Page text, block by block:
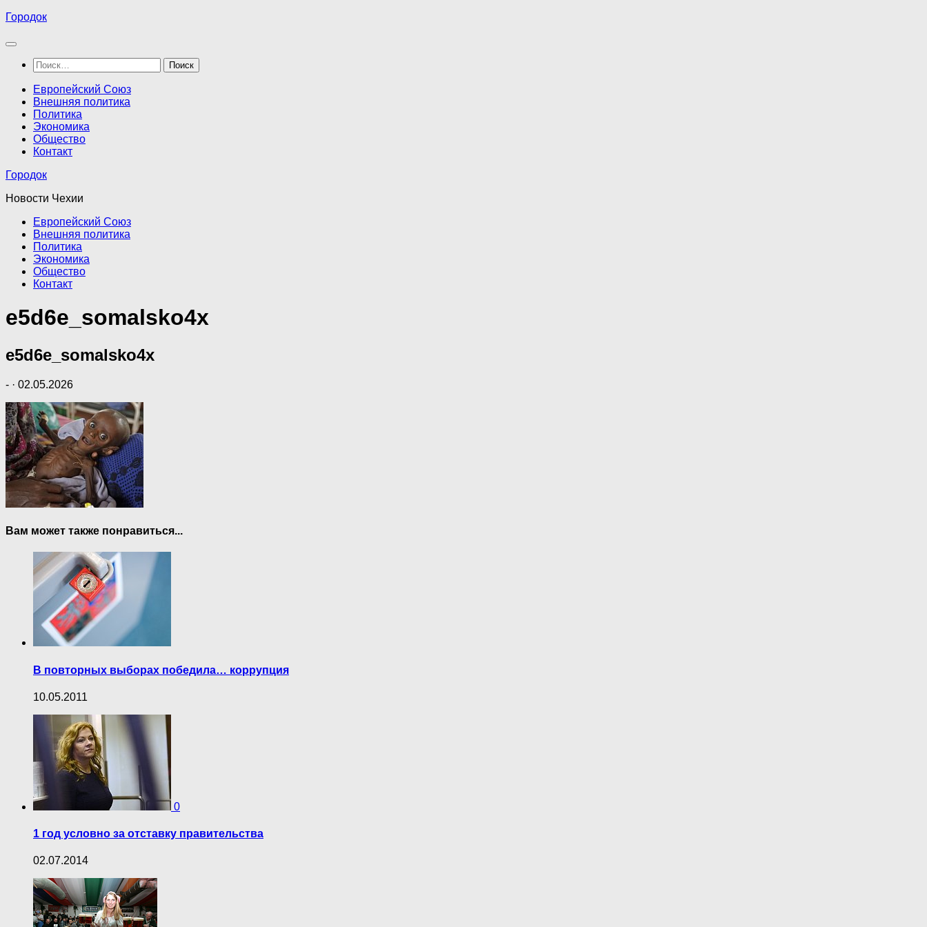
Перейти
содержимому
Городок
Найти:
Европейский Союз
Внешняя политика
Политика
Экономика
Общество
Контакт
Городок
Новости Чехии
Европейский Союз
Внешняя политика
Политика
Экономика
Общество
Контакт
e5d6e_somalsko4x
e5d6e_somalsko4x
- · 02.05.2026
Вам может также понравиться...
В повторных выборах победила… коррупция
10.05.2011
0
1 год условно за отставку правительства
02.07.2014